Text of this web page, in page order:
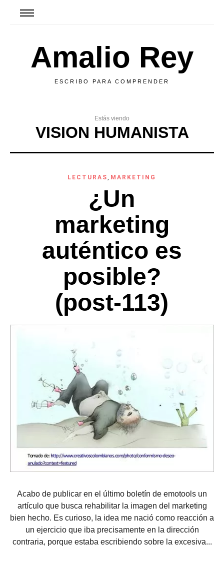
Amalio Rey
ESCRIBO PARA COMPRENDER
Estás viendo
VISION HUMANISTA
LECTURAS, MARKETING
¿Un
marketing
auténtico es
posible?
(post-113)
Acabo de publicar en el último boletín de emotools un
artículo que busca rehabilitar la imagen del marketing
bien hecho. Es curioso, la idea me nació como reacción a
un ejercicio que iba precisamente en la dirección
contraria, porque estaba escribiendo sobre la excesiva...